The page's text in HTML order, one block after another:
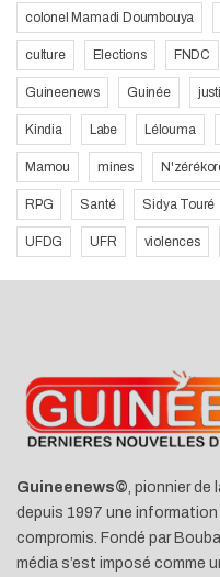
colonel Mamadi Doumbouya
culture Elections FNDC
Guineenews Guinée
Kindia Labe Lélouma
Mamou mines
RPG Santé Sidya Touré
UFDG UFR violences
Guineenews©, pionnier de
depuis 1997 une
compromis. Fondé par
média s’est imposé comme